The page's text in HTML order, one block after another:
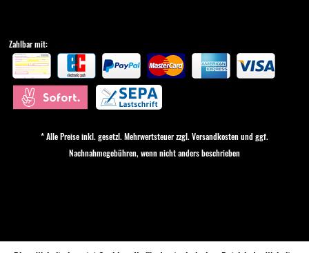
Zahlbar mit:
* Alle Preise inkl. gesetzl. Mehrwertsteuer zzgl. Versandkostenund ggf.
Nachnahmegebühren, wenn nicht anders beschrieben